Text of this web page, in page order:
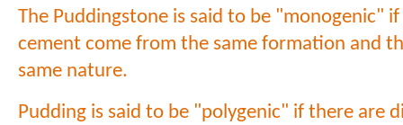
The Puddingstone is said to be "monogenic"
cement come from the same formation and
same nature.
Pudding is said to be "polygenic" if there are